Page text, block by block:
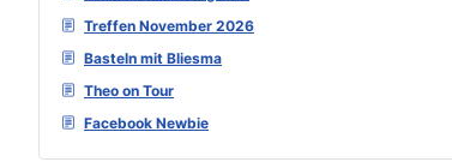
Treffen November 2026
Basteln mit Bliesma
Theo on Tour
Facebook Newbie